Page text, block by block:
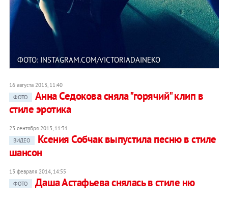
ФОТО: INSTAGRAM.COM/VICTORIADAINEKO
16 августа 2013, 11:40
ФОТО
Анна Седокова сняла "горячий" клип в
стиле эротика
23 сентября 2013, 11:31
ВИДЕО
Ксения Собчак выпустила песню в стиле
шансон
13 февраля 2014, 14:55
ФОТО
Даша Астафьева снялась в стиле ню